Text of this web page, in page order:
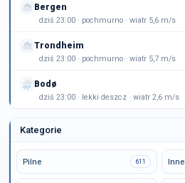
Bergen
dziś 23:00 · pochmurno · wiatr 5,6 m/s
Trondheim
dziś 23:00 · pochmurno · wiatr 5,7 m/s
Bodø
dziś 23:00 · lekki deszcz · wiatr 2,6 m/s
Kategorie
Pilne 611 Inne